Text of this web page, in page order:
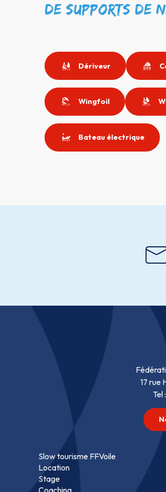
de supports de
Dériveur
Wingfoil
Bateau électrique
17 rue
Tel
Slow tourisme FFVoile
Location
Stage